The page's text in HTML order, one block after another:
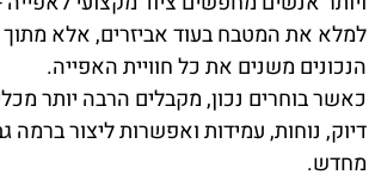
למלא את המטבח בעוד אביזרים, אלא
הנכונים משנים את כל חוויית האפייה.
כאשר בוחרים נכון, מקבלים הרבה יותר
דיוק, נוחות, עמידות ואפשרות ליצור ברמה
מחדש.